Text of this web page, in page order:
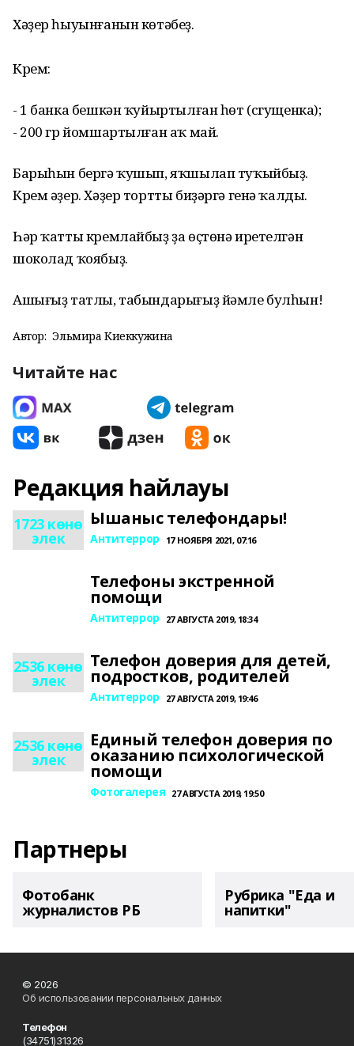
Хәҙер һыуынғанын көтәбеҙ.
Крем:
- 1 банка бешкән ҡуйыртылған һөт (сгущенка);
- 200 гр йомшартылған аҡ май.
Барыһын бергә ҡушып, яҡшылап туҡыйбыҙ.
Крем әҙер. Хәҙер тортты биҙәргә генә ҡалды.
Һәр ҡатты кремлайбыҙ ҙа өҫтөнә иретелгән
шоколад ҡоябыҙ.
Ашығыҙ татлы, табындарығыҙ йәмле булһын!
Автор: Эльмира Киеккужина
Читайте нас
Редакция һайлауы
1723 көнө
элек
Ышаныс телефондары!
Антитеррор 17 НОЯБРЯ 2021, 07:16
Телефоны экстренной
помощи
Антитеррор 27 АВГУСТА 2019, 18:34
2536 көнө
элек
Телефон доверия для детей,
подростков, родителей
Антитеррор 27 АВГУСТА 2019, 19:46
2536 көнө
элек
Единый телефон доверия по
оказанию психологической
помощи
Фотогалерея 27 АВГУСТА 2019, 19:50
Партнеры
Фотобанк
журналистов РБ
Рубрика "Еда и
напитки"
© 2026
Об использовании персональных данных
Телефон
(34751)31326